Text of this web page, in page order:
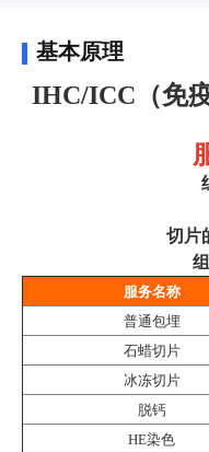
基本原理
IHC/ICC（免
切片
服务名称
普通包埋
石蜡切片
冰冻切片
脱钙
HE染色